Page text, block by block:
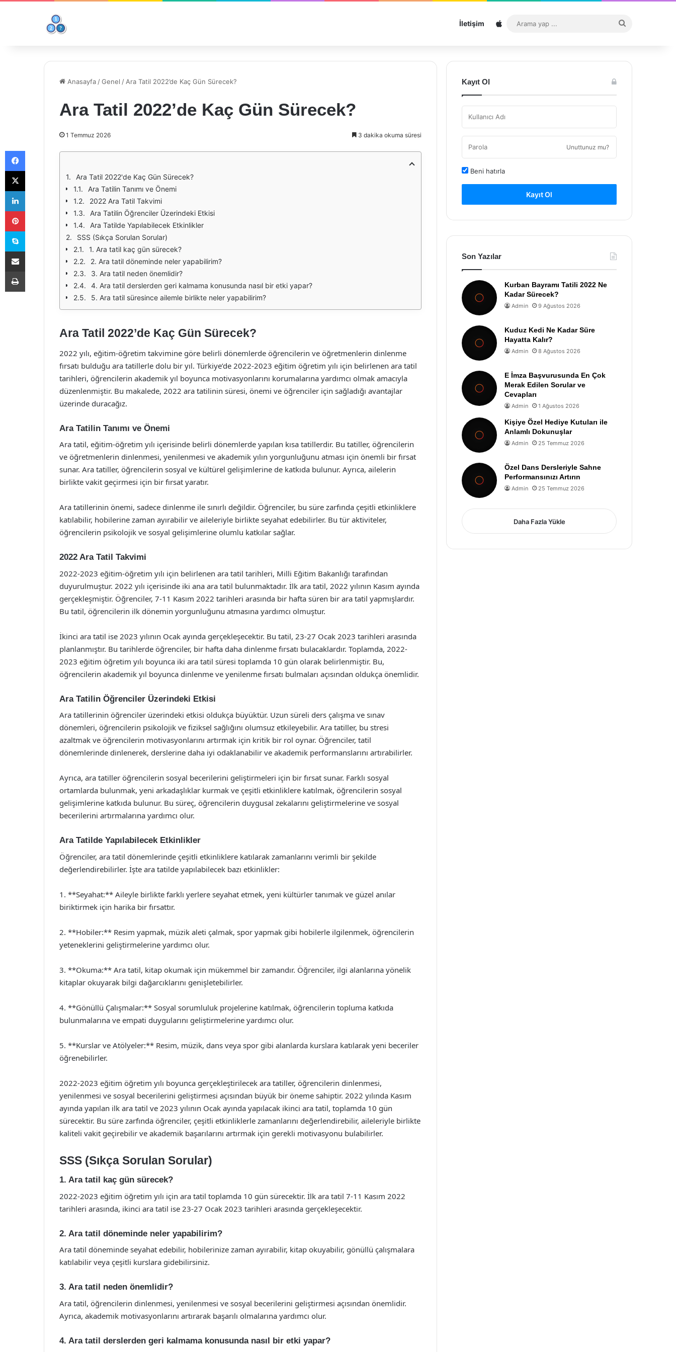
İletişim Sitemap
...
Anasayfa /Genel / Ara Tatil 2022’de Kaç Gün Sürecek?
Ara Tatil 2022’de Kaç Gün Sürecek?
1 Temmuz 2026 3 dakika okuma süresi
Ara Tatil 2022'de Kaç Gün Sürecek?
Ara Tatilin Tanımı ve Önemi
2022 Ara Tatil Takvimi
Ara Tatilin Öğrenciler Üzerindeki Etkisi
Ara Tatilde Yapılabilecek Etkinlikler
SSS (Sıkça Sorulan Sorular)
1. Ara tatil kaç gün sürecek?
2. Ara tatil döneminde neler yapabilirim?
3. Ara tatil neden önemlidir?
4. Ara tatil derslerden geri kalmama konusunda nasıl bir etki yapar?
5. Ara tatil süresince ailemle birlikte neler yapabilirim?
Ara Tatil 2022’de Kaç Gün Sürecek?
2022 yılı, eğitim-öğretim takvimine göre belirli dönemlerde öğrencilerin ve öğretmenlerin dinlenme
fırsatı bulduğu ara tatillerle dolu bir yıl. Türkiye’de 2022-2023 eğitim öğretim yılı için belirlenen ara tatil
tarihleri, öğrencilerin akademik yıl boyunca motivasyonlarını korumalarına yardımcı olmak amacıyla
düzenlenmiştir. Bu makalede, 2022 ara tatilinin süresi, önemi ve öğrenciler için sağladığı avantajlar
üzerinde duracağız.
Ara Tatilin Tanımı ve Önemi
Ara tatil, eğitim-öğretim yılı içerisinde belirli dönemlerde yapılan kısa tatillerdir. Bu tatiller, öğrencilerin
ve öğretmenlerin dinlenmesi, yenilenmesi ve akademik yılın yorgunluğunu atması için önemli bir fırsat
sunar. Ara tatiller, öğrencilerin sosyal ve kültürel gelişimlerine de katkıda bulunur. Ayrıca, ailelerin
birlikte vakit geçirmesi için bir fırsat yaratır.
Ara tatillerinin önemi, sadece dinlenme ile sınırlı değildir. Öğrenciler, bu süre zarfında çeşitli etkinliklere
katılabilir, hobilerine zaman ayırabilir ve aileleriyle birlikte seyahat edebilirler. Bu tür aktiviteler,
öğrencilerin psikolojik ve sosyal gelişimlerine olumlu katkılar sağlar.
2022 Ara Tatil Takvimi
2022-2023 eğitim-öğretim yılı için belirlenen ara tatil tarihleri, Milli Eğitim Bakanlığı tarafından
duyurulmuştur. 2022 yılı içerisinde iki ana ara tatil bulunmaktadır. İlk ara tatil, 2022 yılının Kasım ayında
gerçekleşmiştir. Öğrenciler, 7-11 Kasım 2022 tarihleri arasında bir hafta süren bir ara tatil yapmışlardır.
Bu tatil, öğrencilerin ilk dönemin yorgunluğunu atmasına yardımcı olmuştur.
İkinci ara tatil ise 2023 yılının Ocak ayında gerçekleşecektir. Bu tatil, 23-27 Ocak 2023 tarihleri arasında
planlanmıştır. Bu tarihlerde öğrenciler, bir hafta daha dinlenme fırsatı bulacaklardır. Toplamda, 2022-
2023 eğitim öğretim yılı boyunca iki ara tatil süresi toplamda 10 gün olarak belirlenmiştir. Bu,
öğrencilerin akademik yıl boyunca dinlenme ve yenilenme fırsatı bulmaları açısından oldukça önemlidir.
Ara Tatilin Öğrenciler Üzerindeki Etkisi
Ara tatillerinin öğrenciler üzerindeki etkisi oldukça büyüktür. Uzun süreli ders çalışma ve sınav
dönemleri, öğrencilerin psikolojik ve fiziksel sağlığını olumsuz etkileyebilir. Ara tatiller, bu stresi
azaltmak ve öğrencilerin motivasyonlarını artırmak için kritik bir rol oynar. Öğrenciler, tatil
dönemlerinde dinlenerek, derslerine daha iyi odaklanabilir ve akademik performanslarını artırabilirler.
Ayrıca, ara tatiller öğrencilerin sosyal becerilerini geliştirmeleri için bir fırsat sunar. Farklı sosyal
ortamlarda bulunmak, yeni arkadaşlıklar kurmak ve çeşitli etkinliklere katılmak, öğrencilerin sosyal
gelişimlerine katkıda bulunur. Bu süreç, öğrencilerin duygusal zekalarını geliştirmelerine ve sosyal
becerilerini artırmalarına yardımcı olur.
Ara Tatilde Yapılabilecek Etkinlikler
Öğrenciler, ara tatil dönemlerinde çeşitli etkinliklere katılarak zamanlarını verimli bir şekilde
değerlendirebilirler. İşte ara tatilde yapılabilecek bazı etkinlikler:
1. **Seyahat:** Aileyle birlikte farklı yerlere seyahat etmek, yeni kültürler tanımak ve güzel anılar
biriktirmek için harika bir fırsattır.
2. **Hobiler:** Resim yapmak, müzik aleti çalmak, spor yapmak gibi hobilerle ilgilenmek, öğrencilerin
yeteneklerini geliştirmelerine yardımcı olur.
3. **Okuma:** Ara tatil, kitap okumak için mükemmel bir zamandır. Öğrenciler, ilgi alanlarına yönelik
kitaplar okuyarak bilgi dağarcıklarını genişletebilirler.
4. **Gönüllü Çalışmalar:** Sosyal sorumluluk projelerine katılmak, öğrencilerin topluma katkıda
bulunmalarına ve empati duygularını geliştirmelerine yardımcı olur.
5. **Kurslar ve Atölyeler:** Resim, müzik, dans veya spor gibi alanlarda kurslara katılarak yeni beceriler
öğrenebilirler.
2022-2023 eğitim öğretim yılı boyunca gerçekleştirilecek ara tatiller, öğrencilerin dinlenmesi,
yenilenmesi ve sosyal becerilerini geliştirmesi açısından büyük bir öneme sahiptir. 2022 yılında Kasım
ayında yapılan ilk ara tatil ve 2023 yılının Ocak ayında yapılacak ikinci ara tatil, toplamda 10 gün
sürecektir. Bu süre zarfında öğrenciler, çeşitli etkinliklerle zamanlarını değerlendirebilir, aileleriyle birlikte
kaliteli vakit geçirebilir ve akademik başarılarını artırmak için gerekli motivasyonu bulabilirler.
SSS (Sıkça Sorulan Sorular)
1. Ara tatil kaç gün sürecek?
2022-2023 eğitim öğretim yılı için ara tatil toplamda 10 gün sürecektir. İlk ara tatil 7-11 Kasım 2022
tarihleri arasında, ikinci ara tatil ise 23-27 Ocak 2023 tarihleri arasında gerçekleşecektir.
2. Ara tatil döneminde neler yapabilirim?
Ara tatil döneminde seyahat edebilir, hobilerinize zaman ayırabilir, kitap okuyabilir, gönüllü çalışmalara
katılabilir veya çeşitli kurslara gidebilirsiniz.
3. Ara tatil neden önemlidir?
Ara tatil, öğrencilerin dinlenmesi, yenilenmesi ve sosyal becerilerini geliştirmesi açısından önemlidir.
Ayrıca, akademik motivasyonlarını artırarak başarılı olmalarına yardımcı olur.
4. Ara tatil derslerden geri kalmama konusunda nasıl bir etki yapar?
Kayıt Ol
Unuttunuz mu?
Beni hatırla
Kayıt Ol
Son Yazılar
Kurban Bayramı Tatili 2022 Ne
Kadar Sürecek?
Admin 9 Ağustos 2026
Kuduz Kedi Ne Kadar Süre
Hayatta Kalır?
Admin 8 Ağustos 2026
E İmza Başvurusunda En Çok
Merak Edilen Sorular ve
Cevapları
Admin 1 Ağustos 2026
Kişiye Özel Hediye Kutuları ile
Anlamlı Dokunuşlar
Admin 25 Temmuz 2026
Özel Dans Dersleriyle Sahne
Performansınızı Artırın
Admin 25 Temmuz 2026
Daha Fazla Yükle
Facebook
X
LinkedIn
Pinterest
Skype
E-Posta ile paylaş